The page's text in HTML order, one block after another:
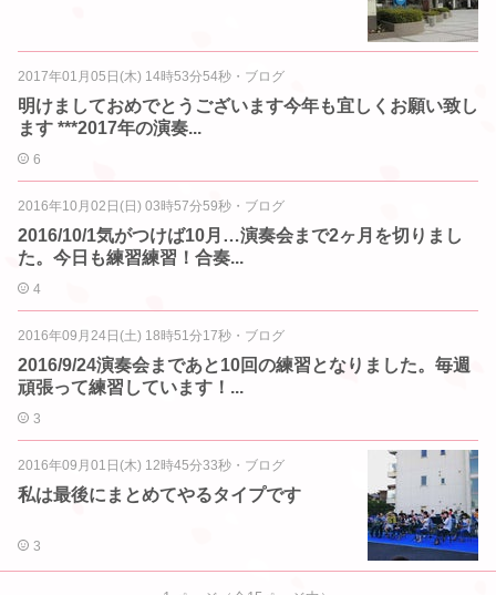
2017年01月05日(木) 14時53分54秒 ・ ブログ
明けましておめでとうございます今年も宜しくお願い致し
ます ***2017年の演奏...
6
2016年10月02日(日) 03時57分59秒 ・ ブログ
2016/10/1気がつけば10月…演奏会まで2ヶ月を切りまし
た。今日も練習練習！合奏...
4
2016年09月24日(土) 18時51分17秒 ・ ブログ
2016/9/24演奏会まであと10回の練習となりました。毎週
頑張って練習しています！...
3
2016年09月01日(木) 12時45分33秒 ・ ブログ
私は最後にまとめてやるタイプです
3